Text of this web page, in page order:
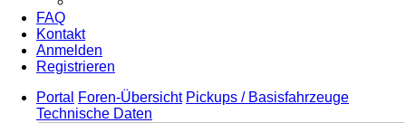
FAQ
Kontakt
Anmelden
Registrieren
Portal
Foren-Übersicht Pickups / Basisfahrzeuge
Technische Daten